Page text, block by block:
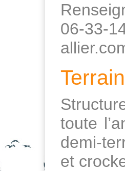
06-33-
toute
demi-
et